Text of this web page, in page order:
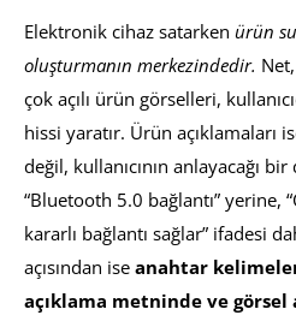
Elektronik cihaz satarken ürün
oluşturmanın merkezindedir.
çok açılı ürün görselleri,
hissi yaratır. Ürün açıklamaları
değil, kullanıcının anlayacağı
“Bluetooth 5.0 bağlantı” yerine,
kararlı bağlantı sağlar” ifadesi
açısından ise anahtar
açıklama metninde ve